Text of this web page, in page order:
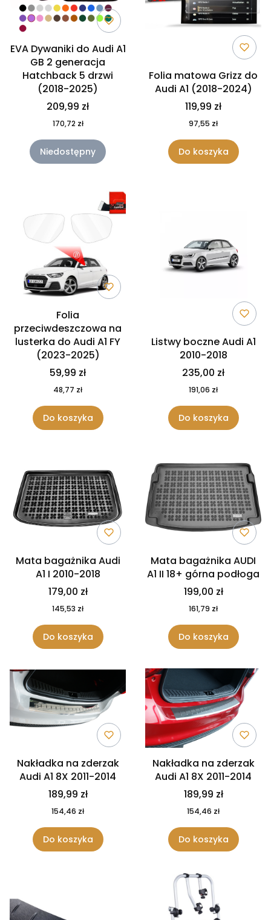
EVA Dywaniki do Audi A1
GB 2 generacja
Hatchback 5 drzwi
(2018-2025)
209,99 zł
170,72 zł
Niedostępny
Folia matowa Grizz do
Audi A1 (2018-2024)
119,99 zł
97,55 zł
Do koszyka
Folia
przeciwdeszczowa na
lusterka do Audi A1 FY
(2023-2025)
59,99 zł
48,77 zł
Do koszyka
Listwy boczne Audi A1
2010-2018
235,00 zł
191,06 zł
Do koszyka
Mata bagażnika Audi
A1 I 2010-2018
179,00 zł
145,53 zł
Do koszyka
Mata bagażnika AUDI
A1 II 18+ górna podłoga
199,00 zł
161,79 zł
Do koszyka
Nakładka na zderzak
Audi A1 8X 2011-2014
189,99 zł
154,46 zł
Do koszyka
Nakładka na zderzak
Audi A1 8X 2011-2014
189,99 zł
154,46 zł
Do koszyka